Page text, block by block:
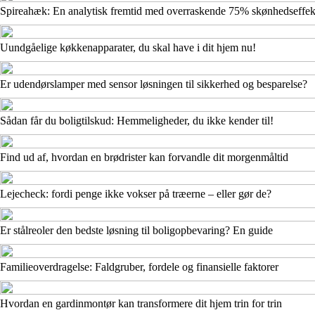
Spireahæk: En analytisk fremtid med overraskende 75%
Uundgåelige køkkenapparater, du skal have i dit hjem nu!
Er udendørslamper med sensor løsningen til sikkerhed og besparelse?
Sådan får du boligtilskud: Hemmeligheder, du ikke kender til!
Find ud af, hvordan en brødrister kan forvandle dit morgenmåltid
Lejecheck: fordi penge ikke vokser på træerne – eller gør de?
Er stålreoler den bedste løsning til boligopbevaring? En guide
Familieoverdragelse: Faldgruber, fordele og finansielle faktorer
Hvordan en gardinmontør kan transformere dit hjem trin for trin